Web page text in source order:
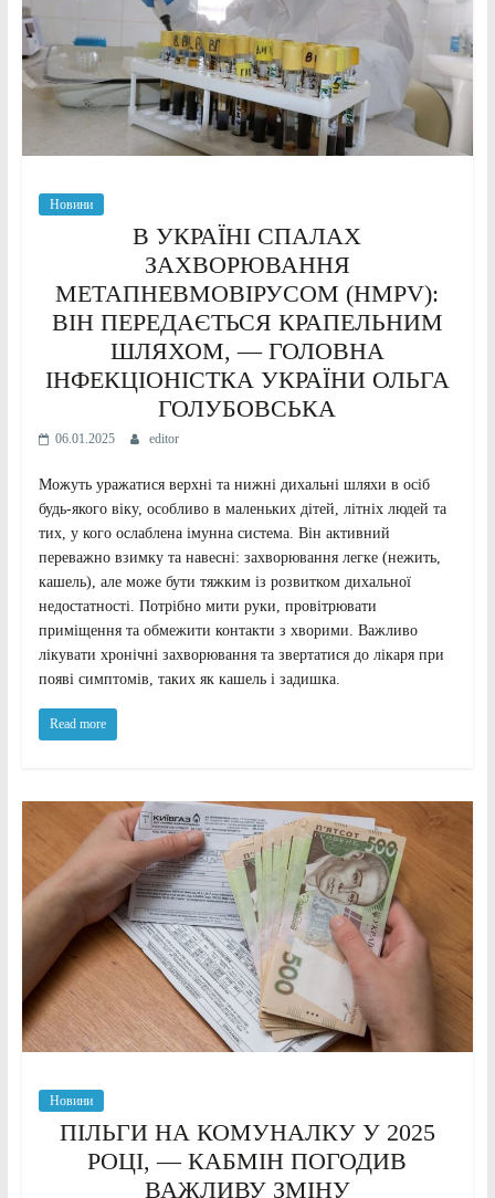
Новини
В УКРАЇНІ СПАЛАХ
ЗАХВОРЮВАННЯ
МЕТАПНЕВМОВІРУСОМ (HMPV):
ВІН ПЕРЕДАЄТЬСЯ КРАПЕЛЬНИМ
ШЛЯХОМ, — ГОЛОВНА
ІНФЕКЦІОНІСТКА УКРАЇНИ ОЛЬГА
ГОЛУБОВСЬКА
06.01.2025 editor
Можуть уражатися верхні та нижні дихальні шляхи в осіб
будь-якого віку, особливо в маленьких дітей, літніх людей та
тих, у кого ослаблена імунна система. Він активний
переважно взимку та навесні: захворювання легке (нежить,
кашель), але може бути тяжким із розвитком дихальної
недостатності. Потрібно мити руки, провітрювати
приміщення та обмежити контакти з хворими. Важливо
лікувати хронічні захворювання та звертатися до лікаря при
появі симптомів, таких як кашель і задишка.
Read more
Новини
ПІЛЬГИ НА КОМУНАЛКУ У 2025
РОЦІ, — КАБМІН ПОГОДИВ
ВАЖЛИВУ ЗМІНУ